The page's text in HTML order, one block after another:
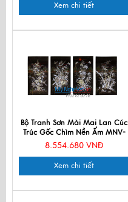
Xem chi tiết
Bộ Tranh Sơn Mài Mai Lan Cúc
Trúc Gốc Chìm Nền Ấm MNV-
TSM5105C-1
8.554.680 VNĐ
Xem chi tiết